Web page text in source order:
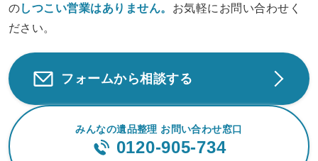
のしつこい営業はありません。 お気軽にお問い合わせく
ださい。
フォームから相談する
みんなの遺品整理 お問い合わせ窓口
0120-905-734